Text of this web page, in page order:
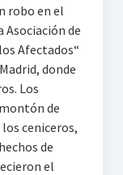
robo en el
Asociación de
Afectados“
donde
Los
de
ceniceros,
de
el